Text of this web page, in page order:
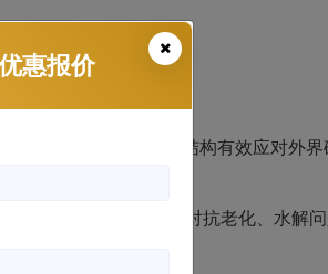
与硬度，独特的分子结构有效应对外
工艺，韧性强、有效对抗老化、水解
惠报价